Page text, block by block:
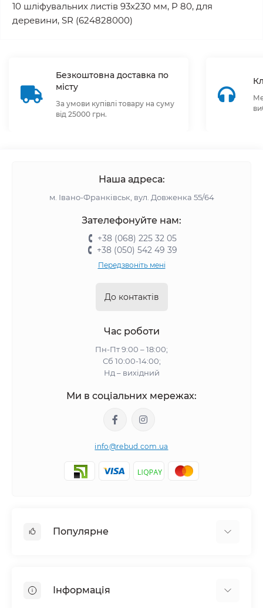
10 шліфувальних листів 93x230 мм, P 80, для
деревини, SR (624828000)
Безкоштовна доставка по
місту
За умови купівлі товару на суму
від 25000 грн.
Наша адреса:
м. Івано-Франківськ, вул. Довженка 55/64
Зателефонуйте нам:
+38 (068) 225 32 05
+38 (050) 542 49 39
Передзвоніть мені
До контактів
Час роботи
Пн-Пт 9:00 – 18:00;
Сб 10:00-14:00;
Нд – вихідний
Ми в соціальних мережах:
info@rebud.com.ua
Популярне
Гіпсокартонні системи
Інформація